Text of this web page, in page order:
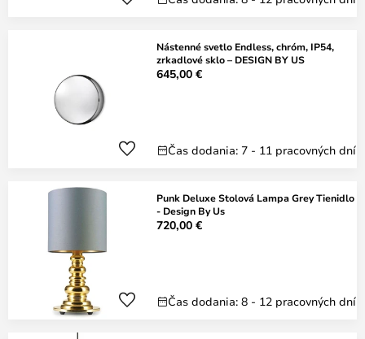
Nástenné svetlo Endless, chróm, IP54,
zrkadlové sklo – DESIGN BY US
645,00 €
Čas dodania: 7 - 11 pracovných dní
Punk Deluxe Stolová Lampa Grey Tienidlo
- Design By Us
720,00 €
Čas dodania: 8 - 12 pracovných dní